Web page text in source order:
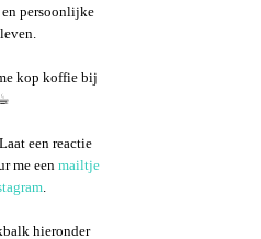
persoonlijke
kop koffie bij
een reactie
me een mailtje
.
hieronder